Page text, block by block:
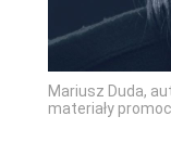
Mariusz Duda,
materiały